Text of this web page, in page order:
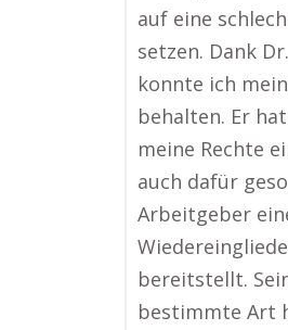
auf eine
setzen. Dank
konnte ich
behalten. Er
meine Rechte
auch dafür
Arbeitgeber
bereitstellt.
bestimmte Art